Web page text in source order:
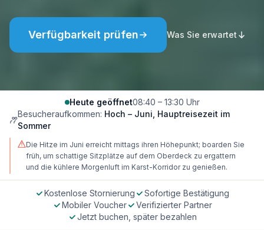
Verfügbarkeit prüfen Was Sie erwartet
Heute geöffnet08:40 – 13:30 Uhr
Besucheraufkommen: Hoch – Juni, Hauptreisezeit im
Sommer
Die Hitze im Juni erreicht mittags ihren Höhepunkt; boarden Sie
früh, um schattige Sitzplätze auf dem Oberdeck zu ergattern
und die kühlere Morgenluft im Karst-Korridor zu genießen.
Kostenlose Stornierung
Sofortige Bestätigung
Mobiler Voucher
Verifizierter Partner
Jetzt buchen, später bezahlen